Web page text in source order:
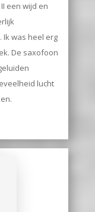
een wijd en
Ik was heel erg
De saxofoon
lucht